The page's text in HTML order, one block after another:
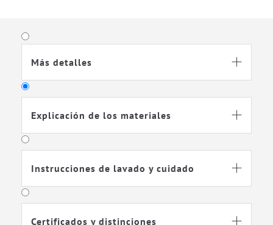
Más detalles 
Explicación de los materiales 
Con TENCEL™ Lyocell ha
Instrucciones de lavado y cuidado 
Certificados y distinciones 